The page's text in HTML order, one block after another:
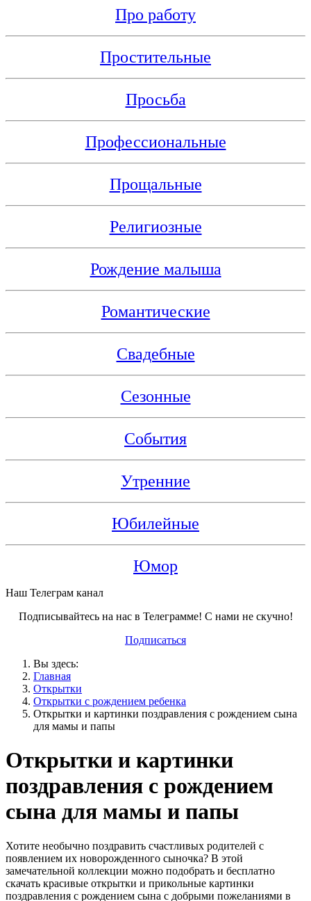
Про работу
Простительные
Просьба
Профессиональные
Прощальные
Религиозные
Рождение малыша
Романтические
Свадебные
Сезонные
События
Утренние
Юбилейные
Юмор
Наш Телеграм канал
Подписывайтесь на нас в Телеграмме! С нами не скучно!
Подписаться
Вы здесь:
Главная
Открытки
Открытки с рождением ребенка
Открытки и картинки поздравления с рождением сына
для мамы и папы
Открытки и картинки
поздравления с рождением
сына для мамы и папы
Хотите необычно поздравить счастливых родителей с
появлением их новорожденного сыночка? В этой
замечательной коллекции можно подобрать и бесплатно
скачать красивые открытки и прикольные картинки
поздравления с рождением сына с добрыми пожеланиями в